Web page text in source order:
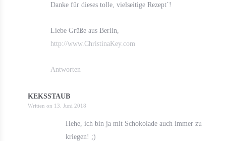
Danke für dieses tolle, vielseitige Rezept`!
Liebe Grüße aus Berlin,
http://www.ChristinaKey.com
Antworten
KEKSSTAUB
Written on 13. Juni 2018
Hehe, ich bin ja mit Schokolade auch immer zu
kriegen! ;)